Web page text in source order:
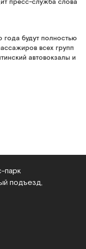
пресс-служба слова
года будут полностью
всех групп
автовокзалы и
подъезд,